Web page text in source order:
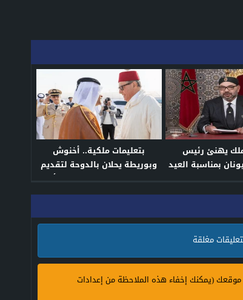
يهنئ رئيس
بمناسبة العيد
بتعليمات ملكية.. أخنوش
وبوريطة يحلان بالدوحة لتقديم
واجب العزاء في وفاة والد أمير
قطر
مغلقة
(يمكنك إخفاء هذه الملاحظة من إعدادات